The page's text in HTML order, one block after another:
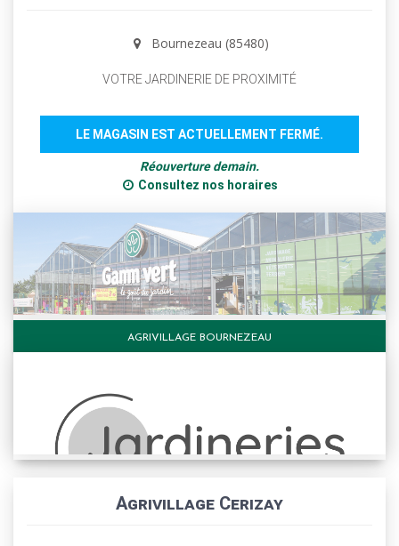
Bournezeau (85480)
VOTRE JARDINERIE DE PROXIMITÉ
LE MAGASIN EST ACTUELLEMENT FERMÉ.
Réouverture demain.
Consultez nos horaires
AGRIVILLAGE BOURNEZEAU
Agrivillage Cerizay